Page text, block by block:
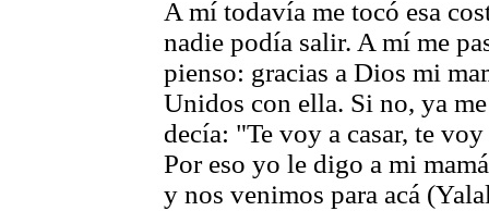
A mí todavía me tocó esa
nadie podía salir. A mí me
pienso: gracias a Dios mi
Unidos con ella. Si no, ya
decía: "Te voy a casar, te
Por eso yo le digo a mi
y nos venimos para acá